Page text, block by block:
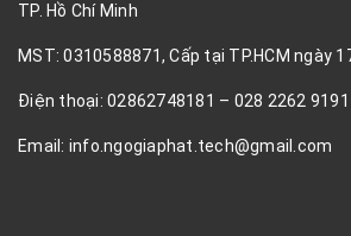
TP. Hồ Chí Minh
MST: 0310588871, Cấp tại TP.HCM ngày
Điện thoại: 02862748181 – 028 2262 9191
Email: info.ngogiaphat.tech@gmail.com